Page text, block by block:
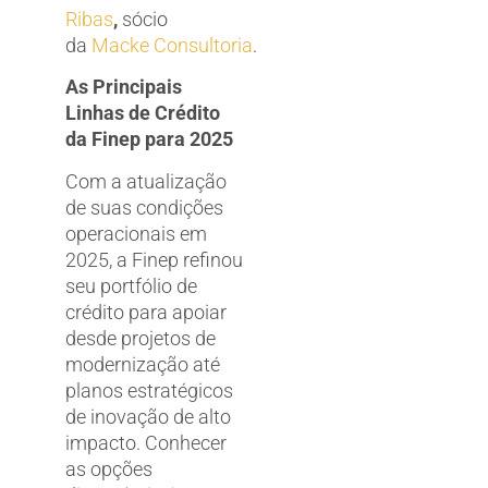
Ribas, sócio
da Macke Consultoria.
As Principais
Linhas de Crédito
da Finep para 2025
Com a atualização
de suas condições
operacionais em
2025, a Finep refinou
seu portfólio de
crédito para apoiar
desde projetos de
modernização até
planos estratégicos
de inovação de alto
impacto. Conhecer
as opções